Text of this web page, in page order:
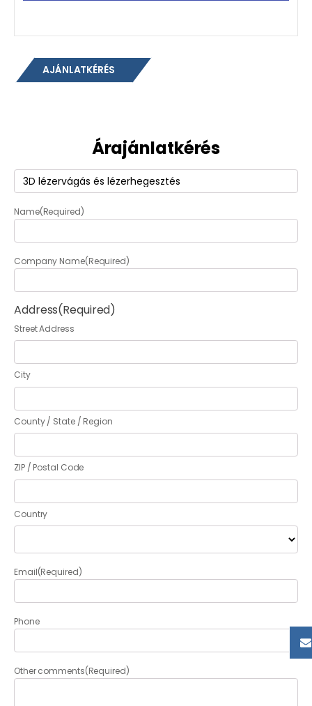
AJÁNLATKÉRÉS
Árajánlatkérés
Termék(Required)
Name(Required)
Company Name(Required)
Address(Required)
Street Address
City
County / State / Region
ZIP / Postal Code
Country
Email(Required)
Phone
Other comments(Required)